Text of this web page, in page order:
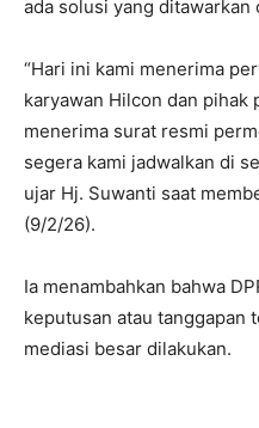
ada solusi yang ditawarkan
“Hari ini kami menerima
karyawan Hilcon dan pihak
menerima surat resmi
segera kami jadwalkan di
ujar Hj. Suwanti saat
(9/2/26).
Ia menambahkan bahwa
keputusan atau tanggapan
mediasi besar dilakukan.